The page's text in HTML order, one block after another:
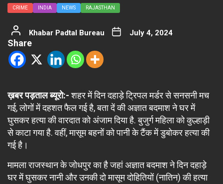
CRIME INDIA NEWS RAJASTHAN
Khabar Padtal Bureau July 4, 2024
Share
ख़बर पड़ताल ब्यूरो:-शहर में दिन दहाड़े ट्रिपल मर्डर से सनसनी मच
गई, लोगों में दहशत फैल गई है, बता दें की अज्ञात बदमाश ने घर में
घुसकर हत्या की वारदात को अंजाम दिया है. बुजुर्ग महिला को कुल्हाड़ी
से काटा गया है. वहीं, मासूम बहनों को पानी के टैंक में डुबोकर हत्या की
गई है।
मामला राजस्थान के जोधपुर का है जहां अज्ञात बदमाश ने दिन दहाड़े
घर में घुसकर नानी और उनकी दो मासूम दोहितियों (नातिन) की हत्या